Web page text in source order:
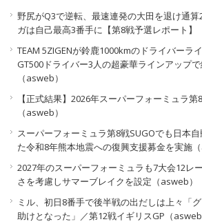
野尻がQ3で逆転、最速連発の大田を退け通算
ガは自己最高3番手に【第8戦予選レポート】
TEAM 5ZIGENが鈴鹿1000kmのドライバーラ
GT500ドライバー3人の超豪華ラインアップ
（asweb）
【正式結果】2026年スーパーフォーミュラ第
（asweb）
スーパーフォーミュラ第8戦SUGOでも日本
た令和8年熊本地震への復興支援募金を実施（
2027年のスーパーフォーミュラも7大会12レ
さを考慮しサマーブレイクを設定（asweb）
ミル、初日8番手で後半戦の出だしは上々「
助けとなった」／第12戦イギリスGP（asweb